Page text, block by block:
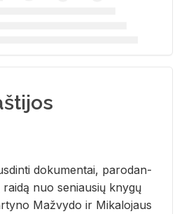
do­ku­men­tai, pa­ro­dan­
nuo se­niau­sių kny­gų
Ma­žvy­do ir Mi­ka­lo­jaus